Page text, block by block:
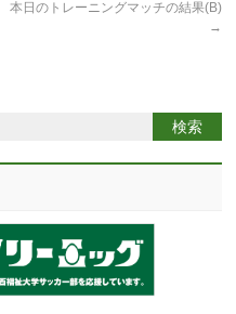
本日のトレーニングマッチの結果(B)
→